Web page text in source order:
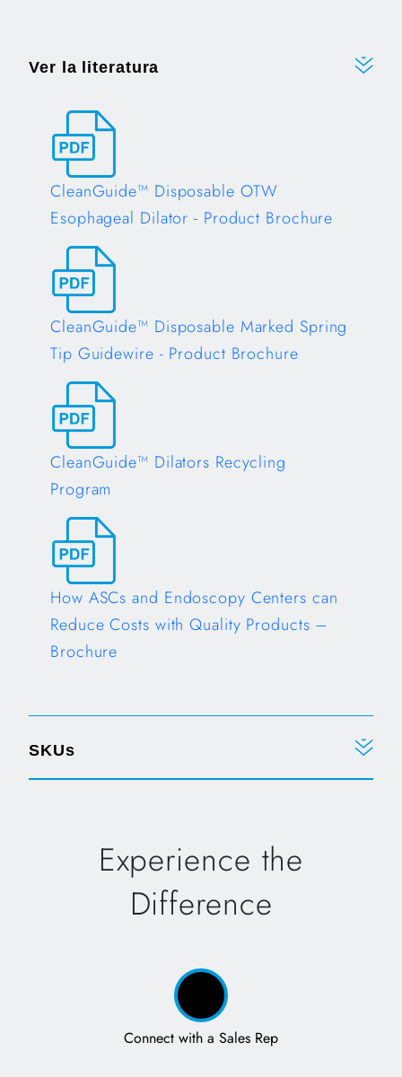
Ver la literatura
CleanGuide™ Disposable OTW
Esophageal Dilator - Product Brochure
Opens in a new tab
CleanGuide™ Disposable Marked Spring
Tip Guidewire - Product Brochure
Opens in a new tab
CleanGuide™ Dilators Recycling
Program
Opens in a new tab
How ASCs and Endoscopy Centers can
Reduce Costs with Quality Products –
Brochure
SKUs
Experience the
Difference
Connect with a Sales Rep